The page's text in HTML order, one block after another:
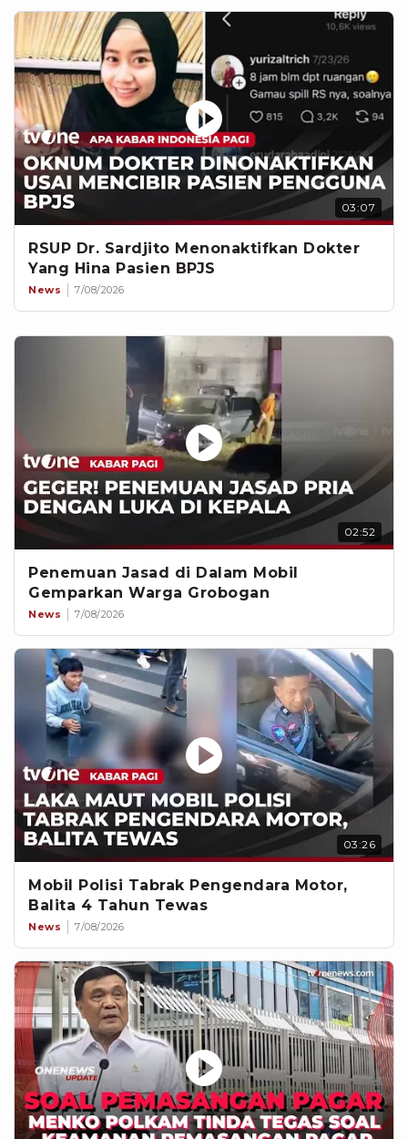
03:07
RSUP Dr. Sardjito Menonaktifkan Dokter
Yang Hina Pasien BPJS
News 7/08/2026
02:52
Penemuan Jasad di Dalam Mobil
Gemparkan Warga Grobogan
News 7/08/2026
03:26
Mobil Polisi Tabrak Pengendara Motor,
Balita 4 Tahun Tewas
News 7/08/2026